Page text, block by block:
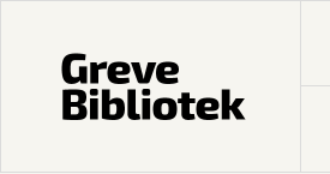
hovedindhold